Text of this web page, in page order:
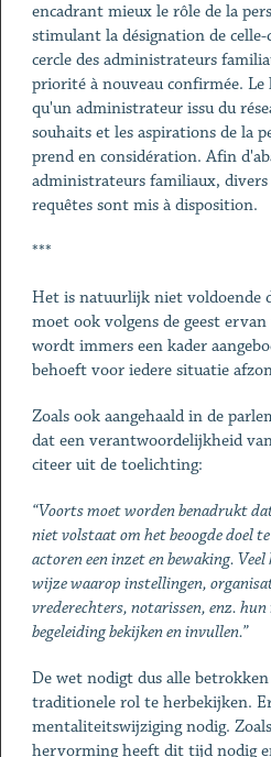
encadrant mieux le rôle de la
stimulant la désignation de
cercle des administrateurs
priorité à nouveau confirmée.
qu'un administrateur issu du
souhaits et les aspirations de la
prend en considération. Afin
administrateurs familiaux,
requêtes sont mis à disposition.
***
Het is natuurlijk niet voldoende
moet ook volgens de geest
wordt immers een kader
behoeft voor iedere situatie
Zoals ook aangehaald in de
dat een verantwoordelijkheid
citeer uit de toelichting:
“Voorts moet worden benadrukt
niet volstaat om het beoogde doel
actoren een inzet en bewaking.
wijze waarop instellingen,
vrederechters, notarissen, enz.
begeleiding bekijken en invullen.”
De wet nodigt dus alle
traditionele rol te herbekijken.
mentaliteitswijziging nodig.
hervorming heeft dit tijd nodig